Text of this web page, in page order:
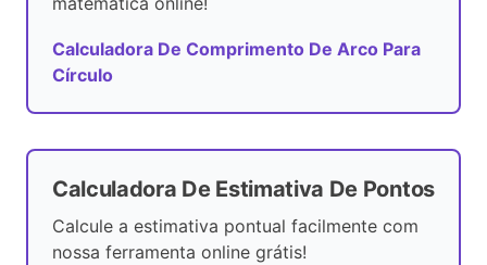
Calculadora De Comprimento De Arco Para
Círculo
Calculadora De Estimativa De Pontos
Calcule a estimativa pontual facilmente com
nossa ferramenta online grátis!